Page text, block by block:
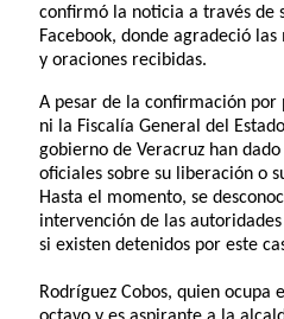
confirmó la noticia a través de
Facebook, donde agradeció
y oraciones recibidas.
A pesar de la confirmación
ni la Fiscalía General del
gobierno de Veracruz han
oficiales sobre su liberación o
Hasta el momento, se
intervención de las
si existen detenidos por este
Rodríguez Cobos, quien ocupa